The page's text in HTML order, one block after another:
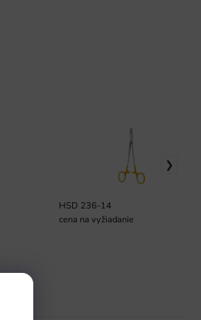
HSD 236-14
cena na vyžiadanie